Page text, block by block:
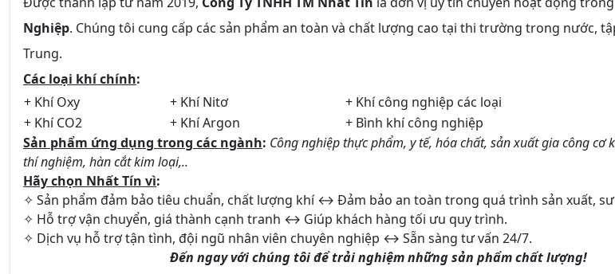
Nghiệp. Chúng tôi cung cấp các sản phẩm an toàn và chất lượng cao tại thi trường trong nước,
Trung.
Các loại khí chính:
+ Khí Oxy
+ Khí Nitơ
+ Khí công nghiệp các loại
+ Khí CO2
+ Khí Argon
+ Bình khí công nghiệp
Sản phẩm ứng dụng trong các ngành: Công nghiệp thực phẩm, y tế, hóa chất, sản xuất gia công cơ
thí nghiệm, hàn cắt kim loại,..
Hãy chọn Nhất Tín vì:
✧ Sản phẩm đảm bảo tiêu chuẩn, chất lượng khí ↔ Đảm bảo an toàn trong quá trình sản xuất,
✧ Hỗ trợ vận chuyển, giá thành cạnh tranh ↔ Giúp khách hàng tối ưu quy trình.
✧ Dịch vụ hỗ trợ tận tình, đội ngũ nhân viên chuyên nghiệp ↔ Sẵn sàng tư vấn 24/7.
Đến ngay với chúng tôi để trải nghiệm những sản phẩm chất lượng!